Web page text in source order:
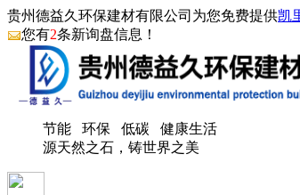
贵州德益久环保建材有限公司为您免费提供凯
您有2条新询盘信息！
节能 环保 低碳 健康生活
源天然之石，铸世界之美